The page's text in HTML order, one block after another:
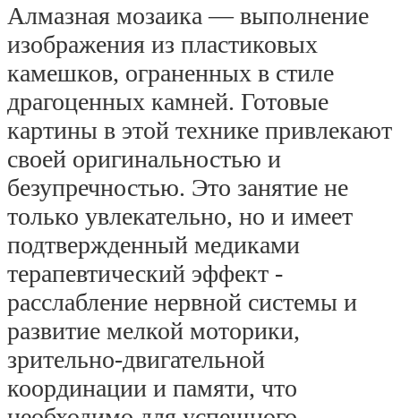
Алмазная мозаика — выполнение
изображения из пластиковых
камешков, ограненных в стиле
драгоценных камней. Готовые
картины в этой технике привлекают
своей оригинальностью и
безупречностью. Это занятие не
только увлекательно, но и имеет
подтвержденный медиками
терапевтический эффект -
расслабление нервной системы и
развитие мелкой моторики,
зрительно-двигательной
координации и памяти, что